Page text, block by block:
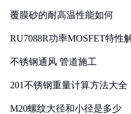
覆膜砂的耐高温性能如何
RU7088R功率MOSFET特性
不锈钢通风 管道施工
201不锈钢重量计算方法大全
M20螺纹大径和小径是多少